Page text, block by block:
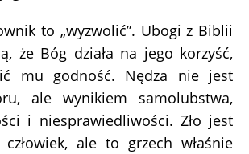
to „wyzwolić”. Ubogi z Biblii
że Bóg działa na jego korzyść,
mu godność. Nędza nie jest
ale wynikiem samolubstwa,
i niesprawiedliwości. Zło jest
ale to grzech właśnie